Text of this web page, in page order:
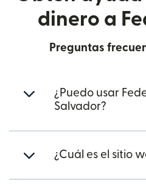
dinero a
Preguntas
¿Puedo usar
Salvador?
¿Cuál es el sitio